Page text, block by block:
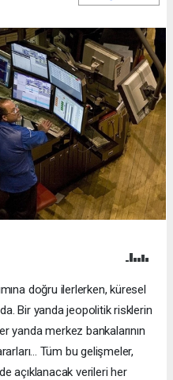
doğru ilerlerken, küresel
Bir yanda jeopolitik risklerin
yanda merkez bankalarının
Tüm bu gelişmeler,
açıklanacak verileri her